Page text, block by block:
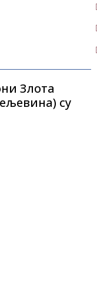
Злота
су